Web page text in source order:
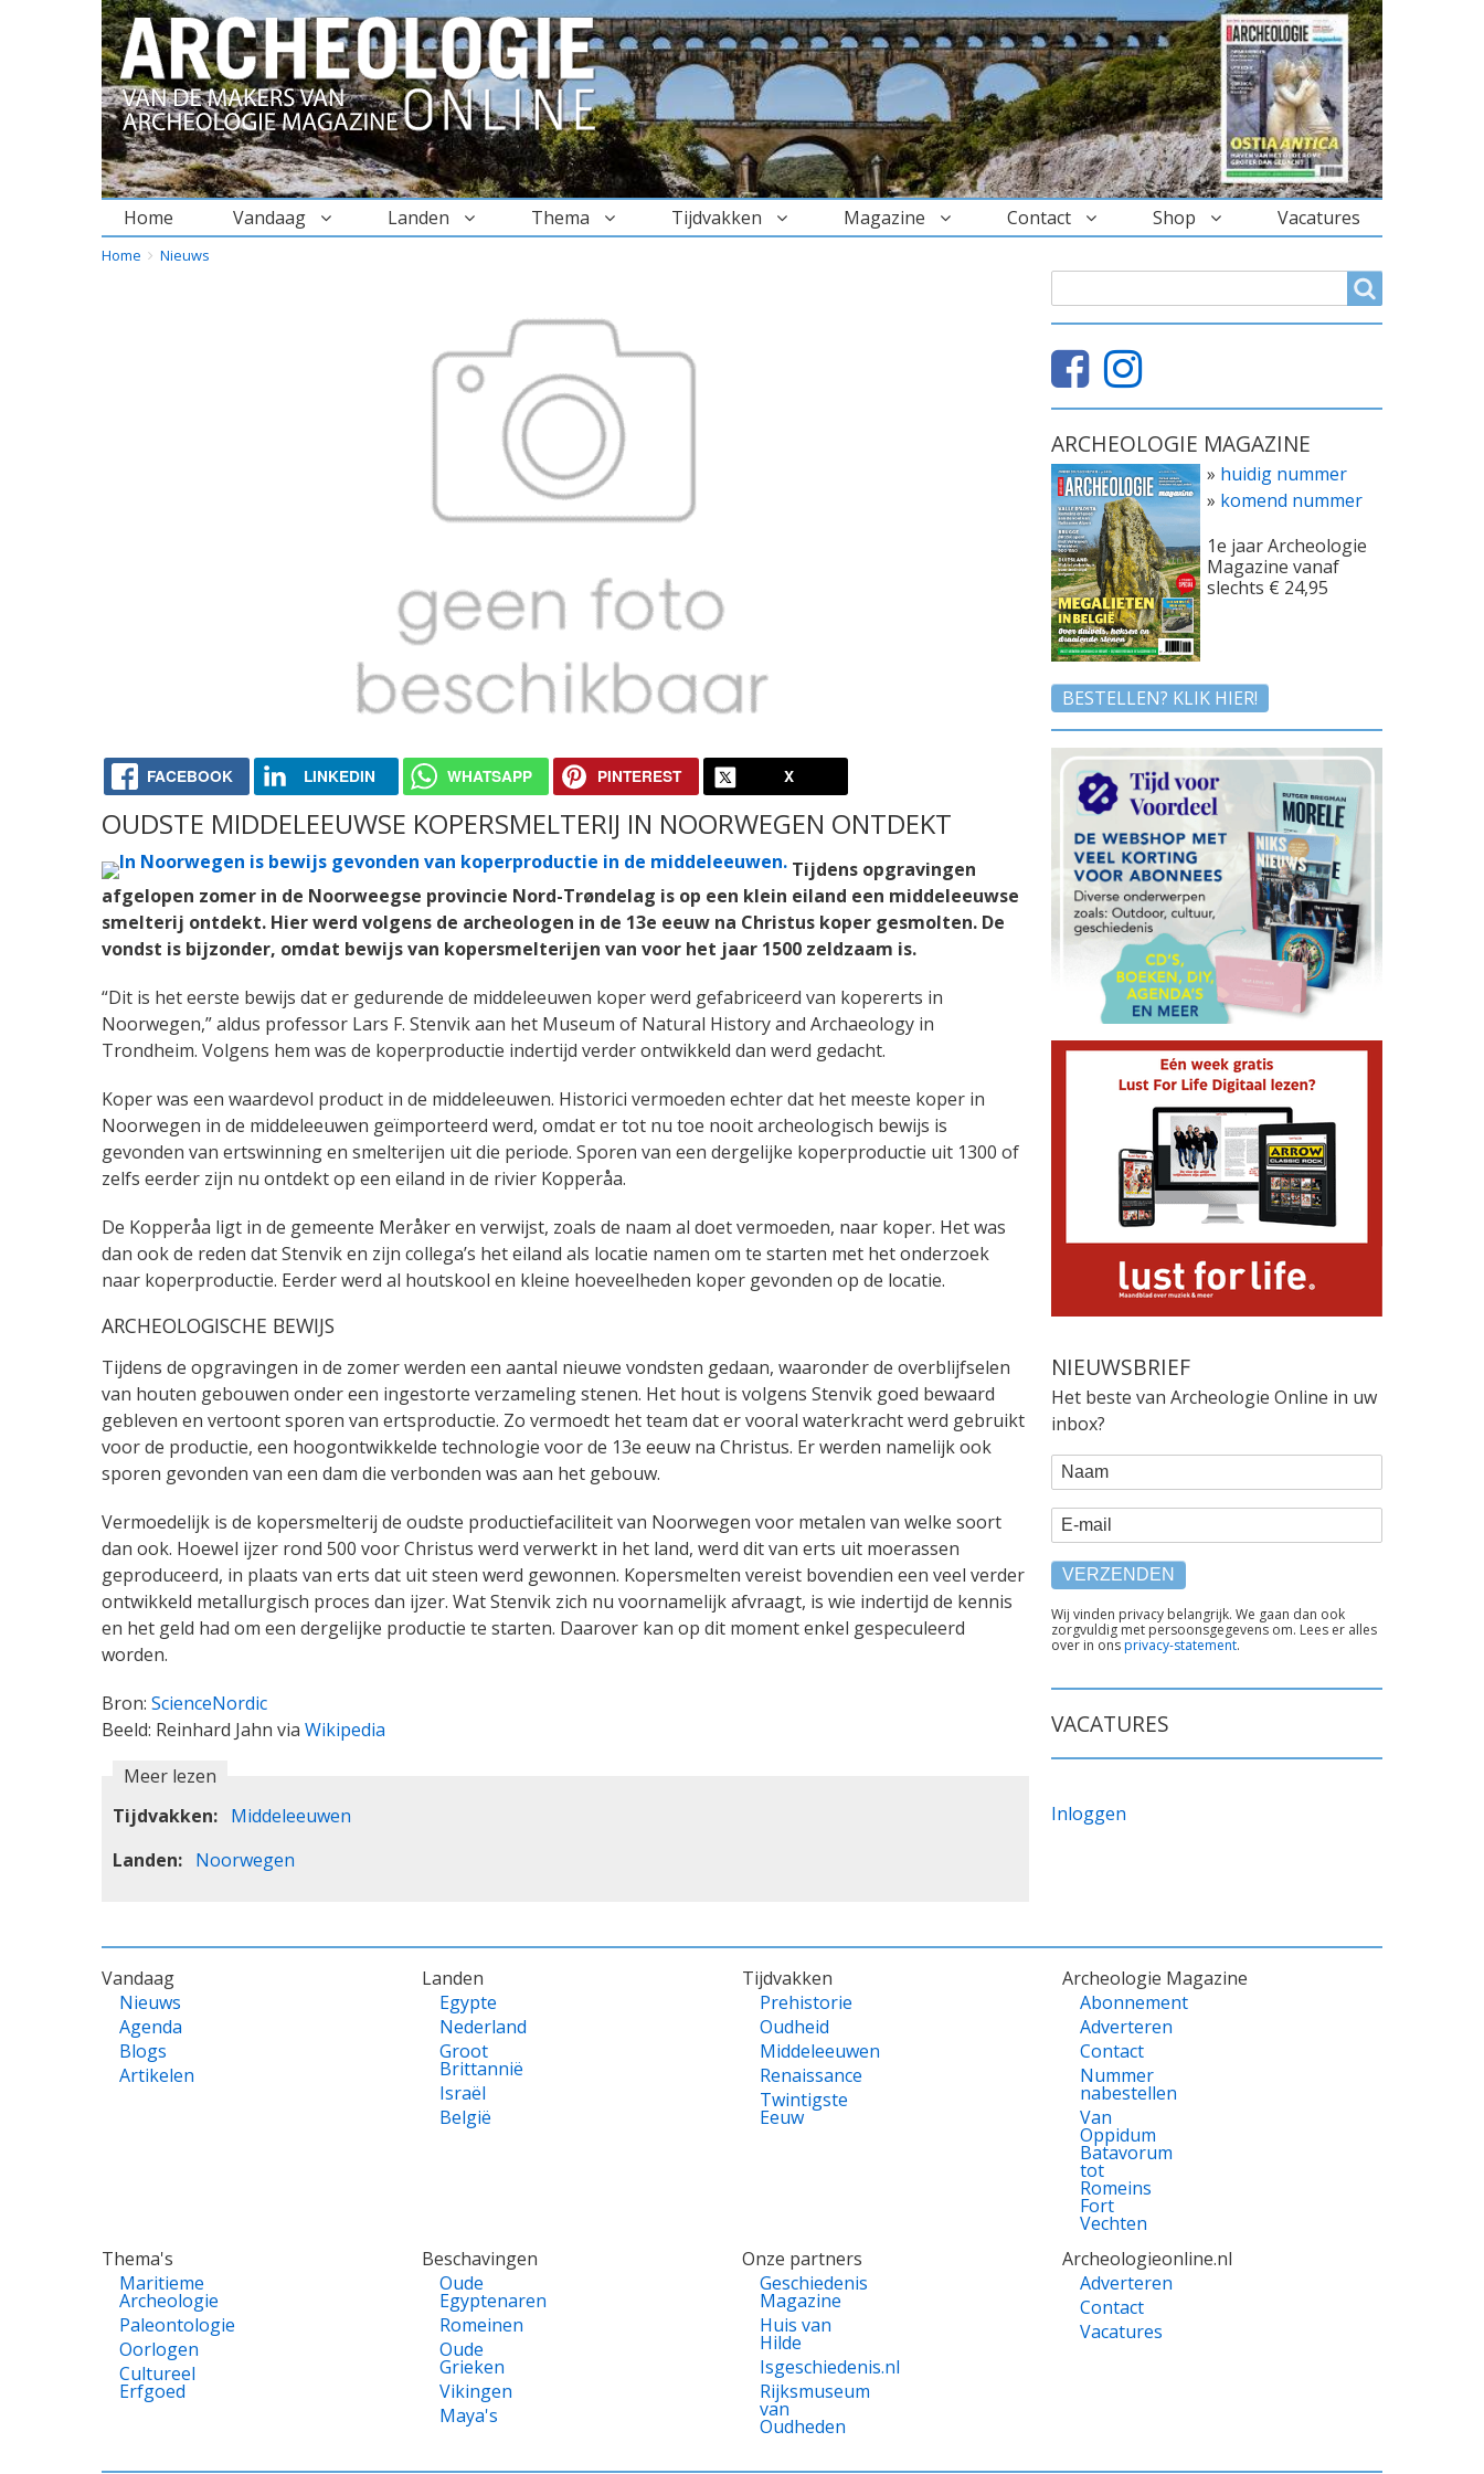
Home Vandaag Landen Thema Tijdvakken Magazine Contact Shop Vacatures
BREADCRUMBS
YOU
Home Nieuws
FACEBOOK LINKEDIN WHATSAPP PINTEREST X
OUDSTE MIDDELEEUWSE KOPERSMELTERIJ IN NOORWEGEN ONTDEKT
Tijdens opgravingen
afgelopen zomer in de Noorweegse provincie Nord-Trøndelag is op een klein eiland een middeleeuwse
smelterij ontdekt. Hier werd volgens de archeologen in de 13e eeuw na Christus koper gesmolten. De
vondst is bijzonder, omdat bewijs van kopersmelterijen van voor het jaar 1500 zeldzaam is.
“Dit is het eerste bewijs dat er gedurende de middeleeuwen koper werd gefabriceerd van kopererts in
Noorwegen,” aldus professor Lars F. Stenvik aan het Museum of Natural History and Archaeology in
Trondheim. Volgens hem was de koperproductie indertijd verder ontwikkeld dan werd gedacht.
Koper was een waardevol product in de middeleeuwen. Historici vermoeden echter dat het meeste koper in
Noorwegen in de middeleeuwen geïmporteerd werd, omdat er tot nu toe nooit archeologisch bewijs is
gevonden van ertswinning en smelterijen uit die periode. Sporen van een dergelijke koperproductie uit 1300 of
zelfs eerder zijn nu ontdekt op een eiland in de rivier Kopperåa.
De Kopperåa ligt in de gemeente Meråker en verwijst, zoals de naam al doet vermoeden, naar koper. Het was
dan ook de reden dat Stenvik en zijn collega’s het eiland als locatie namen om te starten met het onderzoek
naar koperproductie. Eerder werd al houtskool en kleine hoeveelheden koper gevonden op de locatie.
ARCHEOLOGISCHE BEWIJS
Tijdens de opgravingen in de zomer werden een aantal nieuwe vondsten gedaan, waaronder de overblijfselen
van houten gebouwen onder een ingestorte verzameling stenen. Het hout is volgens Stenvik goed bewaard
gebleven en vertoont sporen van ertsproductie. Zo vermoedt het team dat er vooral waterkracht werd gebruikt
voor de productie, een hoogontwikkelde technologie voor de 13e eeuw na Christus. Er werden namelijk ook
sporen gevonden van een dam die verbonden was aan het gebouw.
Vermoedelijk is de kopersmelterij de oudste productiefaciliteit van Noorwegen voor metalen van welke soort
dan ook. Hoewel ijzer rond 500 voor Christus werd verwerkt in het land, werd dit van erts uit moerassen
geproduceerd, in plaats van erts dat uit steen werd gewonnen. Kopersmelten vereist bovendien een veel verder
ontwikkeld metallurgisch proces dan ijzer. Wat Stenvik zich nu voornamelijk afvraagt, is wie indertijd de kennis
en het geld had om een dergelijke productie te starten. Daarover kan op dit moment enkel gespeculeerd
worden.
Bron: ScienceNordic
Beeld: Reinhard Jahn via Wikipedia
Meer lezen
Tijdvakken
Middeleeuwen
Landen
Noorwegen
ARCHEOLOGIE MAGAZINE
» huidig nummer
» komend nummer
1e jaar Archeologie
Magazine vanaf
slechts € 24,95
BESTELLEN? KLIK HIER!
NIEUWSBRIEF
Het beste van Archeologie Online in uw
inbox?
WEBFORM
Naam
E-mail
TEKST
ONDER
FORMULIER
Wij vinden privacy belangrijk. We gaan dan ook
zorgvuldig met persoonsgegevens om. Lees er alles
over in onsprivacy-statement.
VACATURES
Inloggen
VOET
Vandaag
Nieuws
Agenda
Blogs
Artikelen
Landen
Egypte
Nederland
Groot
Brittannië
Israël
België
Tijdvakken
Prehistorie
Oudheid
Middeleeuwen
Renaissance
Twintigste
Eeuw
Archeologie Magazine
Abonnement
Adverteren
Contact
Nummer
nabestellen
Van
Oppidum
Batavorum
tot
Romeins
Fort
Vechten
Thema's
Maritieme
Archeologie
Paleontologie
Oorlogen
Cultureel
Erfgoed
Beschavingen
Oude
Egyptenaren
Romeinen
Oude
Grieken
Vikingen
Maya's
Onze partners
Geschiedenis
Magazine
Huis van
Hilde
Isgeschiedenis.nl
Rijksmuseum
van
Oudheden
Archeologieonline.nl
Adverteren
Contact
Vacatures